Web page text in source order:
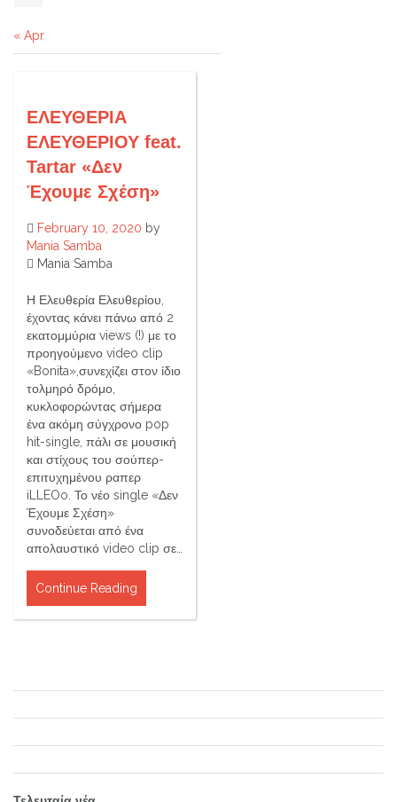
« Apr
ΕΛΕΥΘΕΡΙΑ
ΕΛΕΥΘΕΡΙΟΥ feat.
Tartar «Δεν
Έχουμε Σχέση»
February 10, 2020 by
Mania Samba
Mania Samba
Η Ελευθερία Ελευθερίου,
έχοντας κάνει πάνω από 2
εκατομμύρια views (!) με το
προηγούμενο video clip
«Bonita»,συνεχίζει στον ίδιο
τολμηρό δρόμο,
κυκλοφορώντας σήμερα
ένα ακόμη σύγχρονο pop
hit-single, πάλι σε μουσική
και στίχους του σούπερ-
επιτυχημένου ραπερ
iLLEOo. Το νέο single «Δεν
Έχουμε Σχέση»
συνοδεύεται από ένα
απολαυστικό video clip σε…
Continue Reading